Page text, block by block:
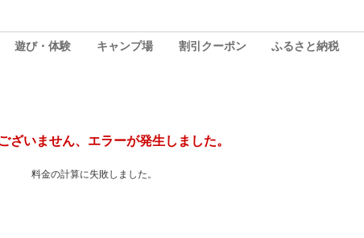
遊び・体験 キャンプ場 割引クーポン ふるさと納税
ざいません、エラーが発生しました。
料金の計算に失敗しました。